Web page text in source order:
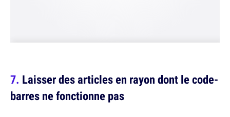
Laisser des articles en rayon dont le code-
barres ne fonctionne pas